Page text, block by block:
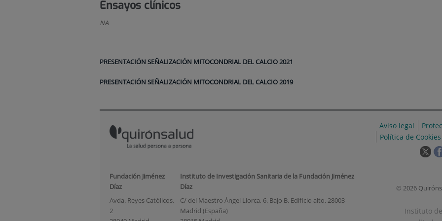
Ensayos clínicos
NA
PRESENTACIÓN SEÑALIZACIÓN MITOCONDRIAL DEL CALCIO 2021
PRESENTACIÓN SEÑALIZACIÓN MITOCONDRIAL DEL CALCIO 2019
Fundación Jiménez
Díaz
Avda. Reyes Católicos,
2
Instituto de Investigación Sanitaria de la Fundación Jiménez
Díaz
C/ del Maestro Ángel Llorca, 6. Bajo B. Edificio alto. 28003-
Madrid (España)
Aviso legal
Política de Cookies
en
© 2026
Instituto